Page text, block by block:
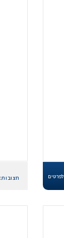
לפרטים חצובות: GNSS/MC